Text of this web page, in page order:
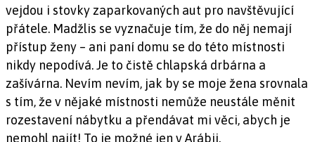
vejdou i stovky zaparkovaných aut pro navštěvující
přátele. Madžlis se vyznačuje tím, že do něj nemají
přístup ženy – ani paní domu se do této místnosti
nikdy nepodívá. Je to čistě chlapská drbárna a
zašívárna. Nevím nevím, jak by se moje žena srovnala
s tím, že v nějaké místnosti nemůže neustále měnit
rozestavení nábytku a přendávat mi věci, abych je
nemohl najít! To je možné jen v Arábii.